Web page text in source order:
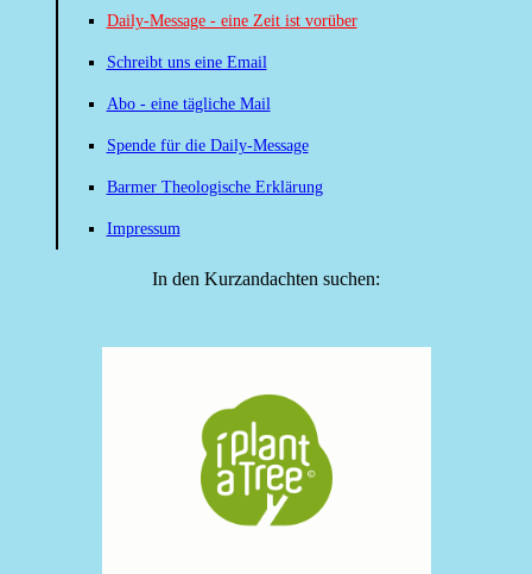
Daily-Message - eine Zeit ist vorüber
Schreibt uns eine Email
Abo - eine tägliche Mail
Spende für die Daily-Message
Barmer Theologische Erklärung
Impressum
In den Kurzandachten suchen: